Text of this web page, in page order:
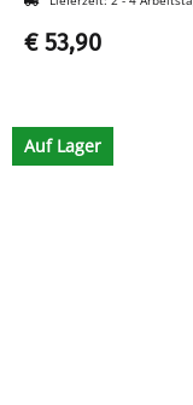
€ 53,90
Auf Lager